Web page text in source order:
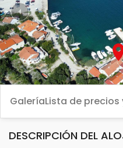
Previous
GaleríaLista de
DESCRIPCIÓN DEL